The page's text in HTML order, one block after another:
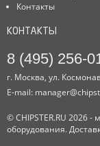
Контакты
КОНТАКТЫ
8 (495) 256-
г. Москва, ул.
E-mail:
© CHIPSTER.RU 2026
оборудования.